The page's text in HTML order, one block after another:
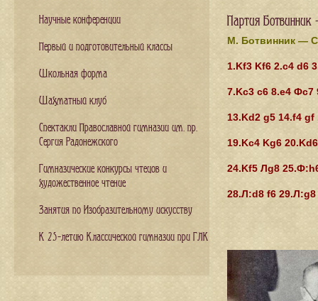
Партия Ботвинник
М. Ботвинник —
1.Kf3 Kf6 2.c4 d6
7.Kc3 c6 8.e4 Фс7
13.Kd2 g5 14.f4
19.Kc4 Kg6
24.Kf5 Лg8
28.Л:d8 f6
Научные конференции
Первый и подготовительный классы
Школьная форма
Шахматный клуб
Спектакли Православной гимназии им. пр.
Сергия Радонежского
Гимназические конкурсы чтецов и
художественное чтение
Занятия по Изобразительному искусству
К 25-летию Классической гимназии при ГЛК